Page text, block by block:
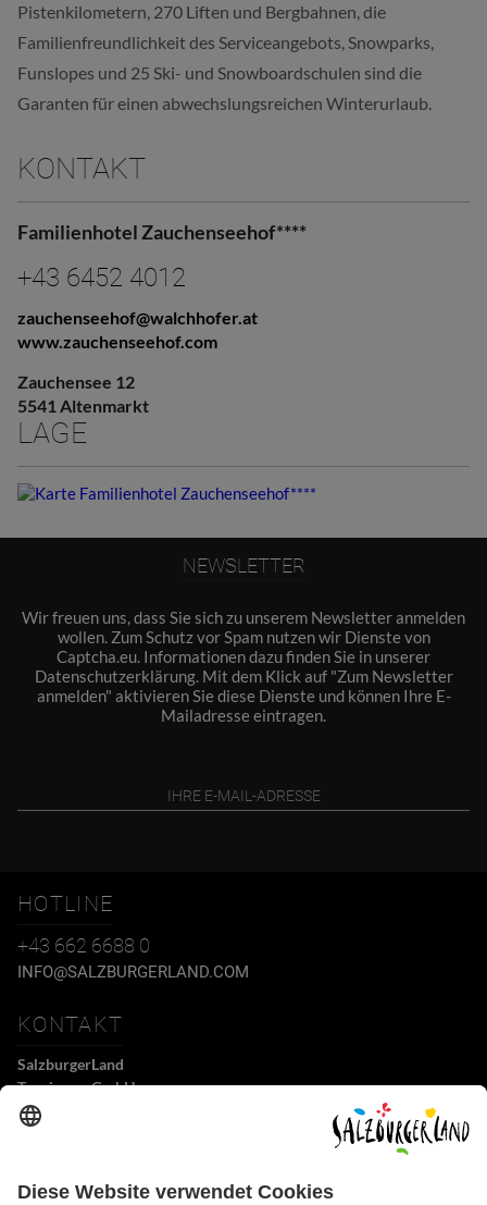
Pistenkilometern, 270 Liften und Bergbahnen, die
Familienfreundlichkeit des Serviceangebots, Snowparks,
Funslopes und 25 Ski- und Snowboardschulen sind die
Garanten für einen abwechslungsreichen Winterurlaub.
KONTAKT
Familienhotel Zauchenseehof****
+43 6452 4012
zauchenseehof@walchhofer.at
www.zauchenseehof.com
Zauchensee 12
5541 Altenmarkt
LAGE
NEWSLETTER
Wir freuen uns, dass Sie sich zu unserem Newsletter anmelden
wollen. Zum Schutz vor Spam nutzen wir Dienste von
Captcha.eu. Informationen dazu finden Sie in unserer
Datenschutzerklärung. Mit dem Klick auf "Zum Newsletter
anmelden" aktivieren Sie diese Dienste und können Ihre E-
Mailadresse eintragen.
HOTLINE
+43 662 6688 0
INFO@SALZBURGERLAND.COM
KONTAKT
SalzburgerLand
Tourismus GmbH
Wiener Bundesstraße 23
info@salzburgerland.com